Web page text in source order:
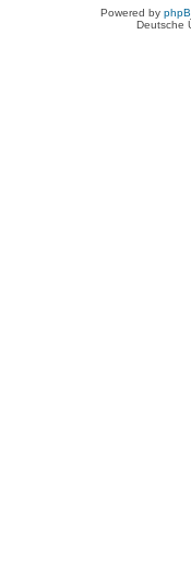
Powered by
Deutsche